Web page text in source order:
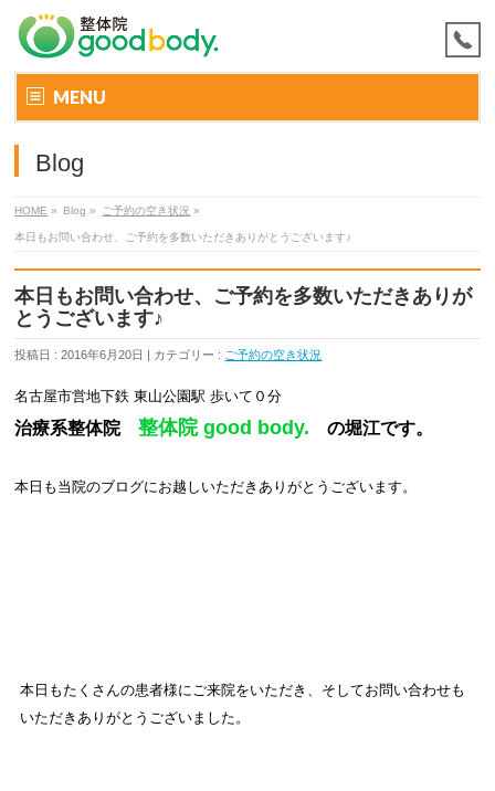
MENU
Blog
HOME » Blog » ご予約の空き状況 »
本日もお問い合わせ、ご予約を多数いただきありがとうございます♪
本日もお問い合わせ、ご予約を多数いただきありが
とうございます♪
投稿日 : 2016年6月20日 | カテゴリー : ご予約の空き状況
名古屋市営地下鉄 東山公園駅 歩いて０分
治療系整体院 整体院 good body. の堀江です。
本日も当院のブログにお越しいただきありがとうございます。
本日もたくさんの患者様にご来院をいただき、そしてお問い合わせも
いただきありがとうございました。